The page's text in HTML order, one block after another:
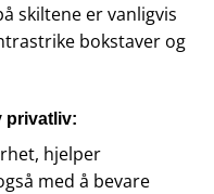
skiltene er vanligvis
bokstaver og
privatliv:
hjelper
med å bevare